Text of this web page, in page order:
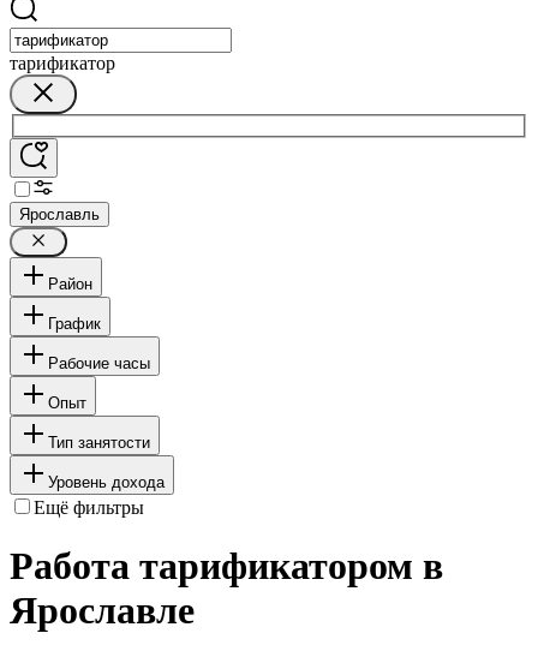
тарификатор
Ярославль
Район
График
Рабочие часы
Опыт
Тип занятости
Уровень дохода
Ещё фильтры
Работа тарификатором в
Ярославле